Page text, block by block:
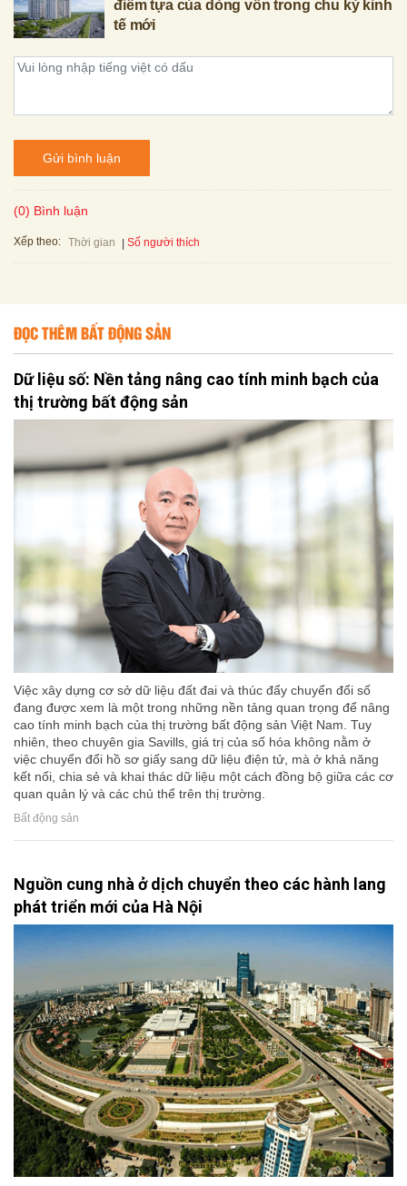
điểm tựa của dòng vốn trong chu kỳ kinh
tế mới
Gửi bình luận
(0) Bình luận
Xếp theo: Thời gian Số người thích
ĐỌC THÊM BẤT ĐỘNG SẢN
Dữ liệu số: Nền tảng nâng cao tính minh bạch của
thị trường bất động sản
Việc xây dựng cơ sở dữ liệu đất đai và thúc đẩy chuyển đổi số
đang được xem là một trong những nền tảng quan trọng để nâng
cao tính minh bạch của thị trường bất động sản Việt Nam. Tuy
nhiên, theo chuyên gia Savills, giá trị của số hóa không nằm ở
việc chuyển đổi hồ sơ giấy sang dữ liệu điện tử, mà ở khả năng
kết nối, chia sẻ và khai thác dữ liệu một cách đồng bộ giữa các cơ
quan quản lý và các chủ thể trên thị trường.
Bất động sản
Nguồn cung nhà ở dịch chuyển theo các hành lang
phát triển mới của Hà Nội